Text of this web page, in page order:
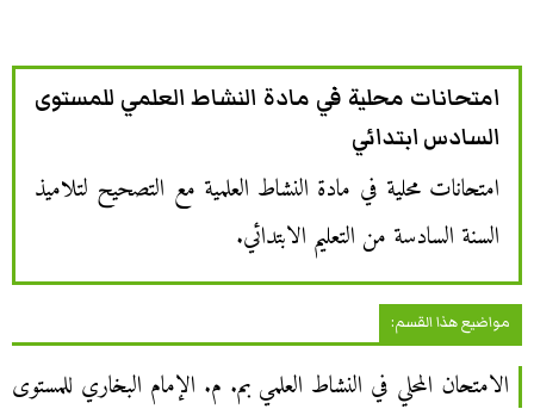
امتحانات محلية في مادة النشاط العلمي للمستوى
السادس ابتدائي
امتحانات محلية في مادة النشاط العلمية مع التصحيح لتلاميذ
السنة السادسة من التعليم الابتدائي.
مواضيع هذا القسم:
الامتحان المحلي في النشاط العلمي بم. م. الإمام البخاري للمستوى